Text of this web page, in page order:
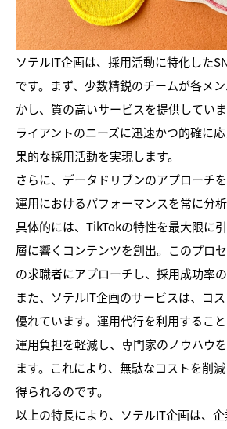
ソテルIT企画は、採用活動に特化した
です。まず、少数精鋭のチームが各メ
かし、質の高いサービスを提供してい
ライアントのニーズに迅速かつ的確に
果的な採用活動を実現します。
さらに、データドリブンのアプローチ
運用におけるパフォーマンスを常に分析
具体的には、TikTokの特性を最大限に
層に響くコンテンツを創出。このプロ
の求職者にアプローチし、採用成功率の
また、ソテルIT企画のサービスは、コ
優れています。運用代行を利用するこ
運用負担を軽減し、専門家のノウハウ
ます。これにより、無駄なコストを削
得られるのです。
以上の特長により、ソテルIT企画は、